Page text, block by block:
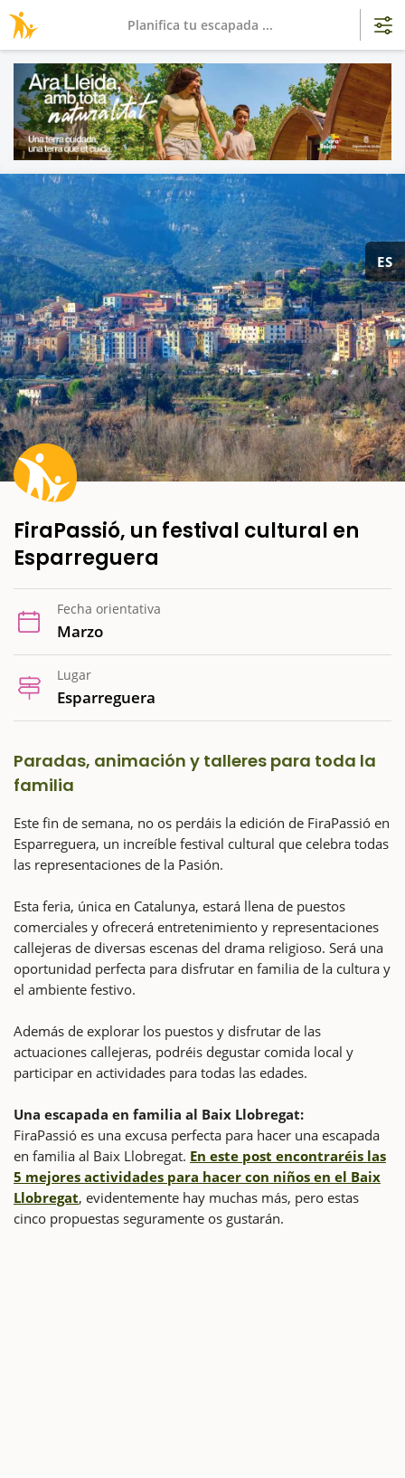
ES
FiraPassió, un festival cultural en
Esparreguera
Fecha orientativa
Marzo
Lugar
Esparreguera
Paradas, animación y talleres para toda la
familia
Este fin de semana, no os perdáis la edición de FiraPassió en
Esparreguera, un increíble festival cultural que celebra todas
las representaciones de la Pasión.
Esta feria, única en Catalunya, estará llena de puestos
comerciales y ofrecerá entretenimiento y representaciones
callejeras de diversas escenas del drama religioso. Será una
oportunidad perfecta para disfrutar en familia de la cultura y
el ambiente festivo.
Además de explorar los puestos y disfrutar de las
actuaciones callejeras, podréis degustar comida local y
participar en actividades para todas las edades.
Una escapada en familia al Baix Llobregat:
FiraPassió es una excusa perfecta para hacer una escapada
en familia al Baix Llobregat. En este post encontraréis las
5 mejores actividades para hacer con niños en el Baix
Llobregat, evidentemente hay muchas más, pero estas
cinco propuestas seguramente os gustarán.
Planifica tu escapada ...